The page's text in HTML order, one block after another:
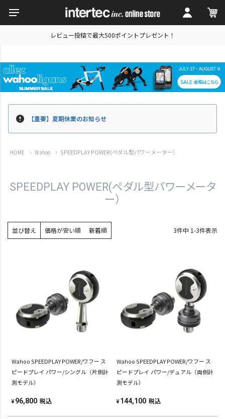
レビュー投稿で最大500ポイントプレゼント！
【重要】夏期休業のお知らせ
HOME Wahoo SPEEDPLAY POWER(ペダル型パワーメーター）
SPEEDPLAY POWER(ペダル型パワーメータ
ー）
並び替え 価格が安い順 新着順 3件中 1-3件表示
Wahoo SPEEDPLAY POWER/ワフー ス
ピードプレイ パワー/シングル（片側計
測モデル）
¥ 96,800 税込
Wahoo SPEEDPLAY POWER/ワフー ス
ピードプレイ パワー/デュアル（両側計
測モデル）
¥ 144,100 税込